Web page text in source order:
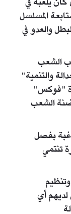
المسلسل
والعدو في
الشعب
والتنمية"
"فوكس"
الشعب
بفصل
تنتمي
أي